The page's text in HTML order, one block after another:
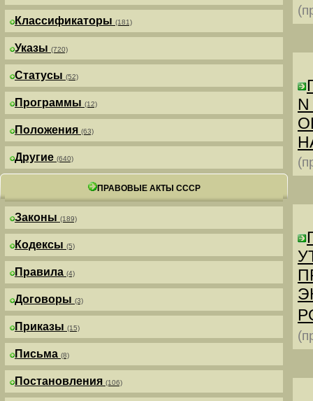
Классификаторы (181)
Указы (720)
Статусы (52)
Программы (12)
Положения (63)
Другие (640)
ПРАВОВЫЕ АКТЫ СССР
Законы (189)
Кодексы (5)
Правила (4)
Договоры (3)
Приказы (15)
Письма (8)
Постановления (106)